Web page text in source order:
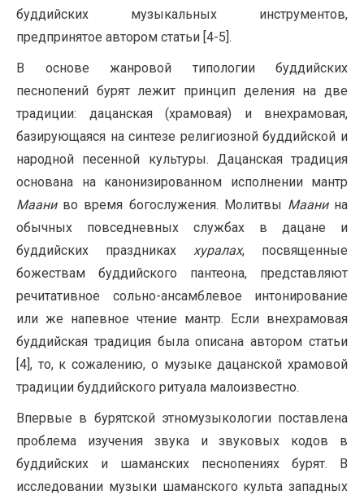
буддийских музыкальных инструментов,
предпринятое автором статьи [4-5].
В основе жанровой типологии буддийских
песнопений бурят лежит принцип деления на две
традиции: дацанская (храмовая) и внехрамовая,
базирующаяся на синтезе религиозной буддийской и
народной песенной культуры. Дацанская традиция
основана на канонизированном исполнении мантр
Маани во время богослужения. Молитвы Маани на
обычных повседневных службах в дацане и
буддийских праздниках хуралах, посвященные
божествам буддийского пантеона, представляют
речитативное сольно-ансамблевое интонирование
или же напевное чтение мантр. Если внехрамовая
буддийская традиция была описана автором статьи
[4], то, к сожалению, о музыке дацанской храмовой
традиции буддийского ритуала малоизвестно.
Впервые в бурятской этномузыкологии поставлена
проблема изучения звука и звуковых кодов в
буддийских и шаманских песнопениях бурят. В
исследовании музыки шаманского культа западных